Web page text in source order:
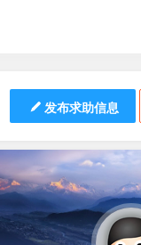
发布求助信息